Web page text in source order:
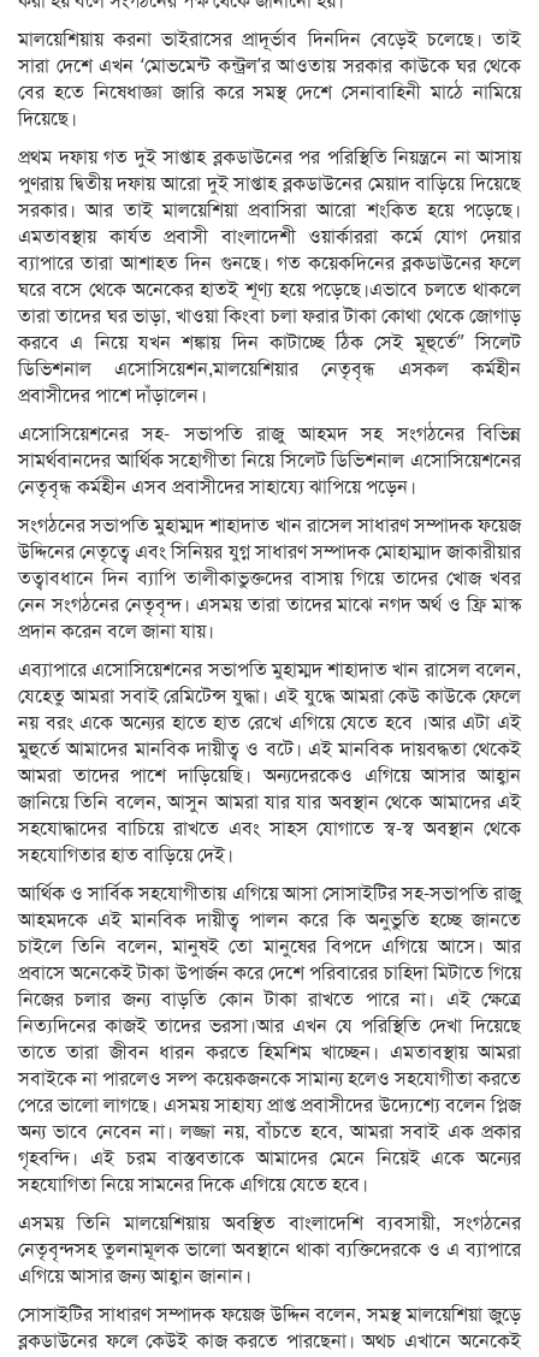
মালয়েশিয়ায় করনা ভাইরাসের প্রাদূর্ভাব দিনদিন বেড়েই চলেছে। তাই
সারা দেশে এখন ‘মোভমেন্ট কন্ট্রল’র আওতায় সরকার কাউকে ঘর থেকে
বের হতে নিষেধাজ্ঞা জারি করে সমস্থ দেশে সেনাবাহিনী মাঠে নামিয়ে
দিয়েছে।
প্রথম দফায় গত দুই সাপ্তাহ ব্লকডাউনের পর পরিস্থিতি নিয়ন্ত্রনে না আসায়
পুণরায় দ্বিতীয় দফায় আরো দুই সাপ্তাহ ব্লকডাউনের মেয়াদ বাড়িয়ে দিয়েছে
সরকার। আর তাই মালয়েশিয়া প্রবাসিরা আরো শংকিত হয়ে পড়েছে।
এমতাবস্থায় কার্যত প্রবাসী বাংলাদেশী ওয়ার্কাররা কর্মে যোগ দেয়ার
ব্যাপারে তারা আশাহত দিন গুনছে। গত কয়েকদিনের ব্লকডাউনের ফলে
ঘরে বসে থেকে অনেকের হাতই শূণ্য হয়ে পড়েছে।এভাবে চলতে থাকলে
তারা তাদের ঘর ভাড়া, খাওয়া কিংবা চলা ফরার টাকা কোথা থেকে জোগাড়
করবে এ নিয়ে যখন শঙ্কায় দিন কাটাচ্ছে ঠিক সেই মূহুর্তে” সিলেট
ডিভিশনাল এসোসিয়েশন,মালয়েশিয়ার নেতৃবৃন্ধ এসকল কর্মহীন
প্রবাসীদের পাশে দাঁড়ালেন।
এসোসিয়েশনের সহ- সভাপতি রাজু আহমদ সহ সংগঠনের বিভিন্ন
সামর্থবানদের আর্থিক সহোগীতা নিয়ে সিলেট ডিভিশনাল এসোসিয়েশনের
নেতৃবৃন্ধ কর্মহীন এসব প্রবাসীদের সাহায্যে ঝাপিয়ে পড়েন।
সংগঠনের সভাপতি মুহাম্মদ শাহাদাত খান রাসেল সাধারণ সম্পাদক ফয়েজ
উদ্দিনের নেতৃত্বে এবং সিনিয়র যুগ্ন সাধারণ সম্পাদক মোহাম্মাদ জাকারীয়ার
তত্বাবধানে দিন ব্যাপি তালীকাভুক্তদের বাসায় গিয়ে তাদের খোজ খবর
নেন সংগঠনের নেতৃবৃন্দ। এসময় তারা তাদের মাঝে নগদ অর্থ ও ফ্রি মাস্ক
প্রদান করেন বলে জানা যায়।
এব্যাপারে এসোসিয়েশনের সভাপতি মুহাম্মদ শাহাদাত খান রাসেল বলেন,
যেহেতু আমরা সবাই রেমিটেন্স যুদ্ধা। এই যুদ্ধে আমরা কেউ কাউকে ফেলে
নয় বরং একে অন্যের হাতে হাত রেখে এগিয়ে যেতে হবে ।আর এটা এই
মুহুর্তে আমাদের মানবিক দায়ীত্ব ও বটে। এই মানবিক দায়বদ্ধতা থেকেই
আমরা তাদের পাশে দাড়িয়েছি। অন্যদেরকেও এগিয়ে আসার আহ্বান
জানিয়ে তিনি বলেন, আসুন আমরা যার যার অবস্থান থেকে আমাদের এই
সহযোদ্ধাদের বাচিয়ে রাখতে এবং সাহস যোগাতে স্ব-স্ব অবস্থান থেকে
সহযোগিতার হাত বাড়িয়ে দেই।
আর্থিক ও সার্বিক সহযোগীতায় এগিয়ে আসা সোসাইটির সহ-সভাপতি রাজু
আহমদকে এই মানবিক দায়ীত্ব পালন করে কি অনুভুতি হচ্ছে জানতে
চাইলে তিনি বলেন, মানুষই তো মানুষের বিপদে এগিয়ে আসে। আর
প্রবাসে অনেকেই টাকা উপার্জন করে দেশে পরিবারের চাহিদা মিটাতে গিয়ে
নিজের চলার জন্য বাড়তি কোন টাকা রাখতে পারে না। এই ক্ষেত্রে
নিত্যদিনের কাজই তাদের ভরসা।আর এখন যে পরিস্থিতি দেখা দিয়েছে
তাতে তারা জীবন ধারন করতে হিমশিম খাচ্ছেন। এমতাবস্থায় আমরা
সবাইকে না পারলেও সল্প কয়েকজনকে সামান্য হলেও সহযোগীতা করতে
পেরে ভালো লাগছে। এসময় সাহায্য প্রাপ্ত প্রবাসীদের উদ্যেশ্যে বলেন প্লিজ
অন্য ভাবে নেবেন না। লজ্জা নয়, বাঁচতে হবে, আমরা সবাই এক প্রকার
গৃহবন্দি। এই চরম বাস্তবতাকে আমাদের মেনে নিয়েই একে অন্যের
সহযোগিতা নিয়ে সামনের দিকে এগিয়ে যেতে হবে।
এসময় তিনি মালয়েশিয়ায় অবস্থিত বাংলাদেশি ব্যবসায়ী, সংগঠনের
নেতৃবৃন্দসহ তুলনামূলক ভালো অবস্থানে থাকা ব্যক্তিদেরকে ও এ ব্যাপারে
এগিয়ে আসার জন্য আহ্বান জানান।
সোসাইটির সাধারণ সম্পাদক ফয়েজ উদ্দিন বলেন, সমস্থ মালয়েশিয়া জুড়ে
ব্লকডাউনের ফলে কেউই কাজ করতে পারছেনা। অথচ এখানে অনেকেই